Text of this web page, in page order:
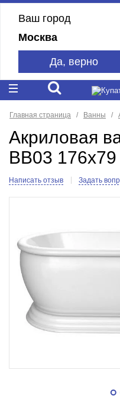
Ваш город
Москва
Да, верно
Главная страница Ванны
Акриловая
BB03
Написать отзыв Задать